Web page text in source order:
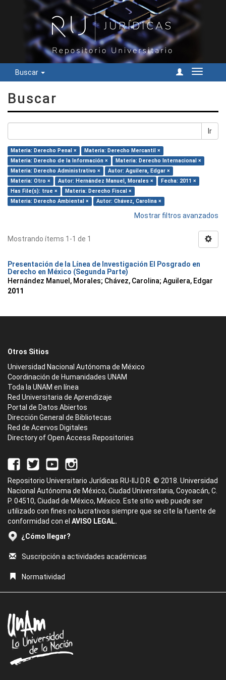
Buscar
Cambiar
Buscar
Ir
Materia: Derecho Penal ×
Materia: Derecho Mercantil ×
Materia: Derecho de la Información ×
Materia: Derecho Internacional ×
Materia: Derecho Administrativo ×
Autor: Aguilera, Edgar ×
Materia: Otro ×
Autor: Hernández Manuel, Morales ×
Fecha: 2011 ×
Has File(s): true ×
Materia: Derecho Fiscal ×
Materia: Derecho Ambiental ×
Autor: Chávez, Carolina ×
Mostrar filtros avanzados
Mostrando ítems 1-1 de 1
Presentación de la Línea de Investigación El Posgrado en
Derecho en México (Segunda Parte)
Hernández Manuel, Morales; Chávez, Carolina; Aguilera, Edgar
2011
Otros Sitios
Universidad Nacional Autónoma de México
Coordinación de Humanidades UNAM
Toda la UNAM en línea
Red Universitaria de Aprendizaje
Portal de Datos Abiertos
Dirección General de Bibliotecas
Red de Acervos Digitales
Directory of Open Access Repositories
Repositorio Universitario Jurídicas RU-IIJ D.R. © 2018. Universidad
Nacional Autónoma de México, Ciudad Universitaria, Coyoacán, C.
P. 04510, Ciudad de México, México. Este sitio web puede ser
utilizado con fines no lucrativos siempre que se cite la fuente de
conformidad con el AVISO LEGAL.
¿Cómo llegar?
Suscripción a actividades académicas
Normatividad